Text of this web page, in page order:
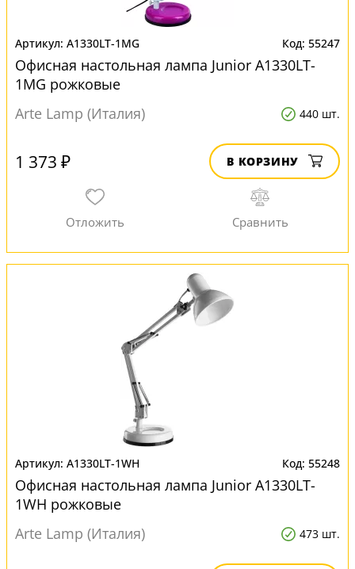
A1330LT-1MG 55247
Офисная настольная лампа Junior A1330LT-
1MG рожковые
Arte Lamp (Италия)
440 шт.
1 373 ₽ В КОРЗИНУ
A1330LT-1WH 55248
Офисная настольная лампа Junior A1330LT-
1WH рожковые
Arte Lamp (Италия)
473 шт.